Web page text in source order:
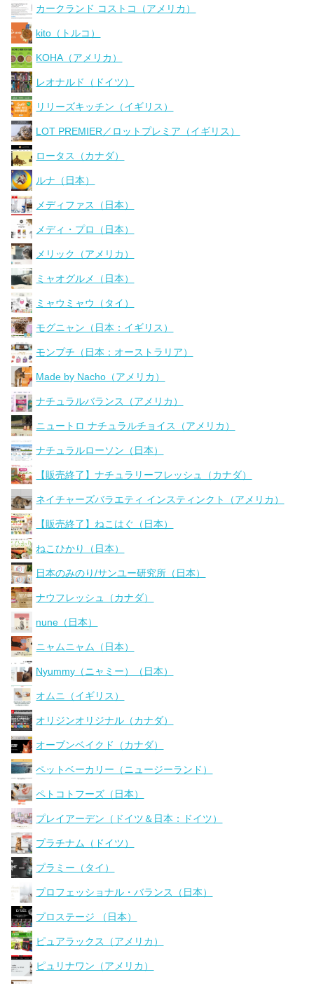
カークランド コストコ（アメリカ）
kito（トルコ）
KOHA（アメリカ）
レオナルド（ドイツ）
リリーズキッチン（イギリス）
LOT PREMIER／ロットプレミア（イギリス）
ロータス（カナダ）
ルナ（日本）
メディファス（日本）
メディ・プロ（日本）
メリック（アメリカ）
ミャオグルメ（日本）
ミャウミャウ（タイ）
モグニャン（日本：イギリス）
モンプチ（日本：オーストラリア）
Made by Nacho（アメリカ）
ナチュラルバランス（アメリカ）
ニュートロ ナチュラルチョイス（アメリカ）
ナチュラルローソン（日本）
【販売終了】ナチュラリーフレッシュ（カナダ）
ネイチャーズバラエティ インスティンクト（アメリカ）
【販売終了】ねこはぐ（日本）
ねこひかり（日本）
日本のみのり/サンユー研究所（日本）
ナウフレッシュ（カナダ）
nune（日本）
ニャムニャム（日本）
Nyummy（ニャミー）（日本）
オムニ（イギリス）
オリジンオリジナル（カナダ）
オーブンベイクド（カナダ）
ペットベーカリー（ニュージーランド）
ペトコトフーズ（日本）
プレイアーデン（ドイツ＆日本：ドイツ）
プラチナム（ドイツ）
プラミー（タイ）
プロフェッショナル・バランス（日本）
プロステージ （日本）
ピュアラックス（アメリカ）
ピュリナワン（アメリカ）